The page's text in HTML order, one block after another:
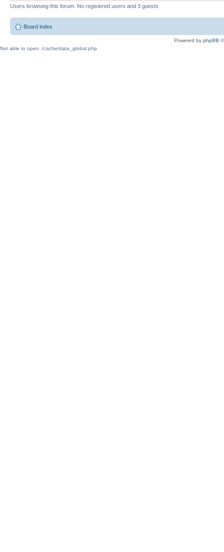
Users browsing this forum: No registered users and 3 guests
Board index
Powered by phpBB
Not able to open ./cache/data_global.php